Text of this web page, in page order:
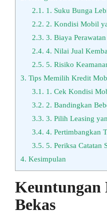
2.1. 1. Suku Bunga
2.2. 2. Kondisi Mobil
2.3. 3. Biaya
2.4. 4. Nilai Jual
2.5. 5. Risiko
3. Tips Memilih Kredit
3.1. 1. Cek Kondisi
3.2. 2. Bandingkan
3.3. 3. Pilih Leasing
3.4. 4. Pertimbangkan
3.5. 5. Periksa Catatan
4. Kesimpulan
Bekas